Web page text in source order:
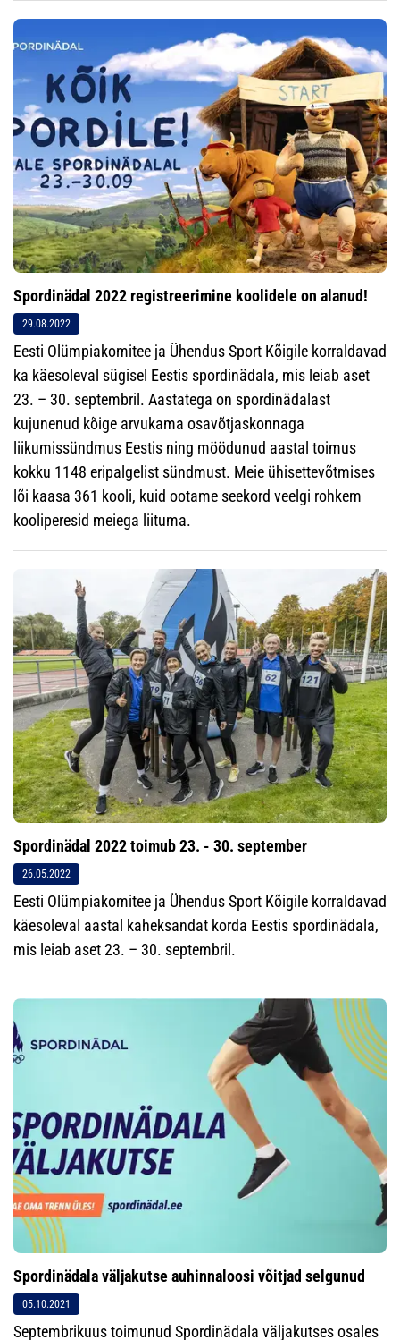
Spordinädal 2022 registreerimine koolidele on alanud!
29.08.2022
Eesti Olümpiakomitee ja Ühendus Sport Kõigile korraldavad
ka käesoleval sügisel Eestis spordinädala, mis leiab aset
23. – 30. septembril. Aastatega on spordinädalast
kujunenud kõige arvukama osavõtjaskonnaga
liikumissündmus Eestis ning möödunud aastal toimus
kokku 1148 eripalgelist sündmust. Meie ühisettevõtmises
lõi kaasa 361 kooli, kuid ootame seekord veelgi rohkem
kooliperesid meiega liituma.
Spordinädal 2022 toimub 23. - 30. september
26.05.2022
Eesti Olümpiakomitee ja Ühendus Sport Kõigile korraldavad
käesoleval aastal kaheksandat korda Eestis spordinädala,
mis leiab aset 23. – 30. septembril.
Spordinädala väljakutse auhinnaloosi võitjad selgunud
05.10.2021
Septembrikuus toimunud Spordinädala väljakutses osales